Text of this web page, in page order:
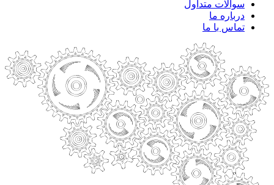
سوالات متداول
درباره ما
تماس با ما